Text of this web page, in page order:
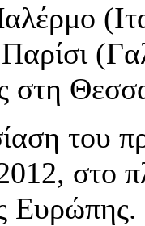
στη
του
στο
Ευρώπης.